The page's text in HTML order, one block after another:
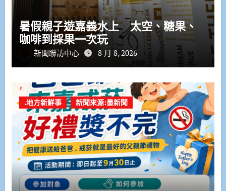
暑假親子遊嘉義水上 太空、糖果、
咖啡到採果一次玩
新聞聯訪中心 8 月 8, 2026
.地方新鮮事 新聞來源:墨新聞